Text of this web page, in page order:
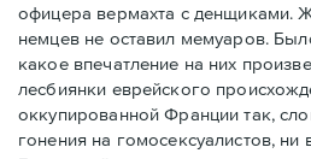
офицера вермахта с денщиками.
немцев не оставил мемуаров.
какое впечатление на них
лесбиянки еврейского
оккупированной Франции так,
гонения на гомосексуалистов,